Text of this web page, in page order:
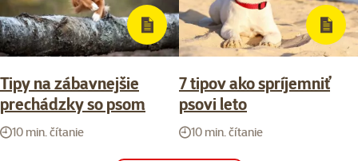
Tipy na zábavnejšie
prechádzky so psom
10 min. čítanie
7 tipov ako spríjemniť
psovi leto
10 min. čítanie